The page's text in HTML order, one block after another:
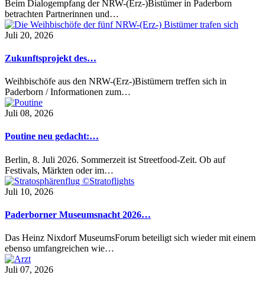
Beim Dialogempfang der NRW-(Erz-)Bistümer in Paderborn
betrachten Partnerinnen und…
Juli 20, 2026
Zukunftsprojekt des…
Weihbischöfe aus den NRW-(Erz-)Bistümern treffen sich in
Paderborn / Informationen zum…
Juli 08, 2026
Poutine neu gedacht:…
Berlin, 8. Juli 2026. Sommerzeit ist Streetfood-Zeit. Ob auf
Festivals, Märkten oder im…
Juli 10, 2026
Paderborner Museumsnacht 2026…
Das Heinz Nixdorf MuseumsForum beteiligt sich wieder mit einem
ebenso umfangreichen wie…
Juli 07, 2026